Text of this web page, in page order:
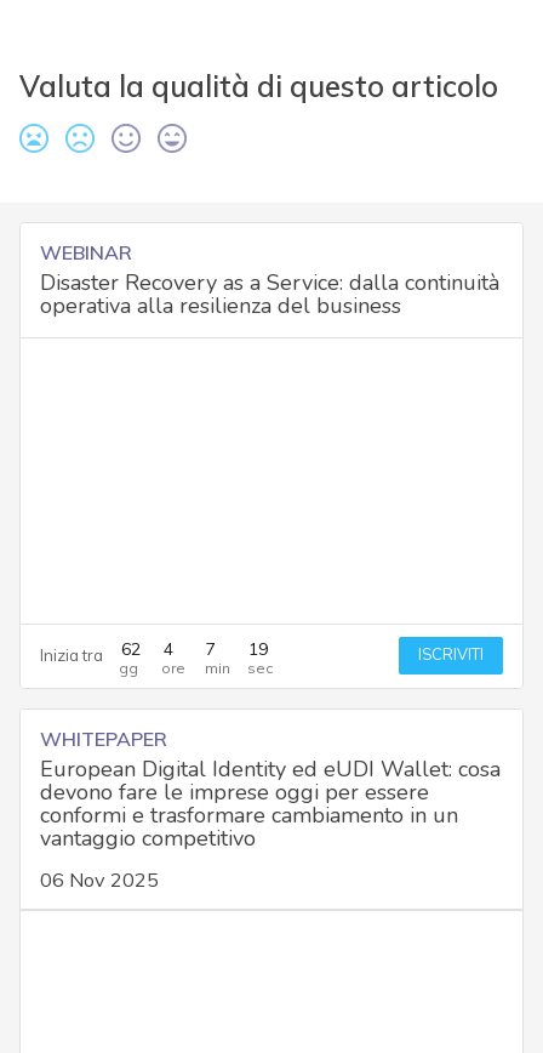
Valuta la qualità di questo articolo
WEBINAR
Disaster Recovery as a Service: dalla continuità
operativa alla resilienza del business
Inizia tra 62 4 7 18 ISCRIVITI
WHITEPAPER
European Digital Identity ed eUDI Wallet: cosa
devono fare le imprese oggi per essere
conformi e trasformare cambiamento in un
vantaggio competitivo
06 Nov 2025